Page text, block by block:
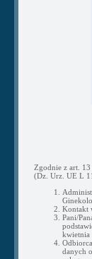
Zgodnie z art.
(Dz. Urz. UE L
Kontakt
Pani/
kwietnia
danych